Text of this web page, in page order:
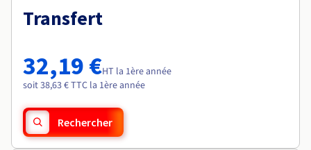
Transfert
32,19 €HT la 1ère année
soit 38,63 € TTC la 1ère année
Rechercher